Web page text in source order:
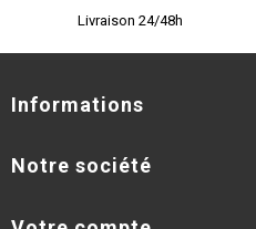
Livraison 24/48h
Informations
Notre société